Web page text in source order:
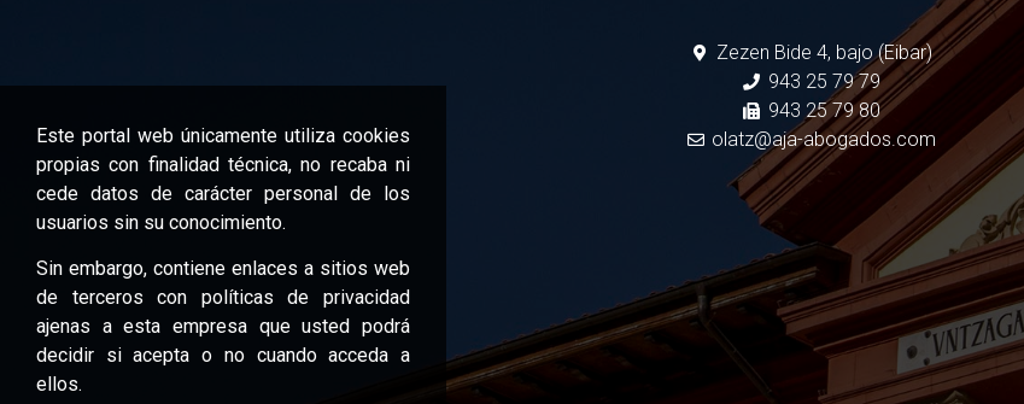
Zezen Bide 4, bajo (Eibar)
943 25 79 79
943 25 79 80
olatz@aja-abogados.com
Este portal web únicamente utiliza cookies
propias con finalidad técnica, no recaba ni
cede datos de carácter personal de los
usuarios sin su conocimiento.
Sin embargo, contiene enlaces a sitios web
de terceros con políticas de privacidad
ajenas a esta empresa que usted podrá
decidir si acepta o no cuando acceda a
ellos.